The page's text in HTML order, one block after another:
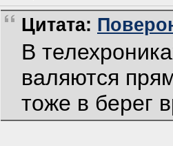
Цитата:
В
валяются
тоже в берег